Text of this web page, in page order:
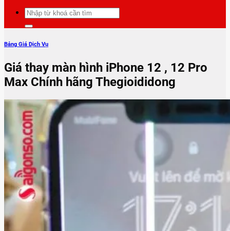
Tìm
kiếm:
Bảng Giá Dịch Vụ
Giá thay màn hình iPhone 12 , 12 Pro
Max Chính hãng Thegioididong